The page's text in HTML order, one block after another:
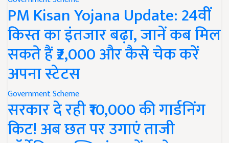
PM Kisan Yojana Update: 24वीं
किस्त का इंतजार बढ़ा, जानें कब मिल
सकते हैं ₹2,000 और कैसे चेक करें
अपना स्टेटस
Government Scheme
सरकार दे रही ₹10,000 की गार्डनिंग
किट! अब छत पर उगाएं ताजी